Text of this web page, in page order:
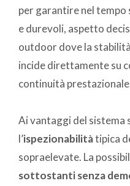
per garantire nel tempo
e durevoli, aspetto
outdoor dove la
incide direttamente su
continuità
Ai vantaggi del sistema
l’ispezionabilitàtipica
sopraelevate. La
sottostanti senza